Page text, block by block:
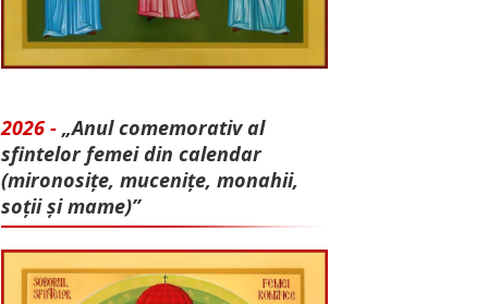
2026 - „Anul comemorativ al
sfintelor femei din calendar
(mironosițe, mu­cenițe, monahii,
soții și mame)”